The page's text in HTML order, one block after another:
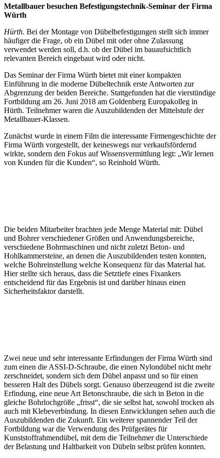
Metallbauer besuchen Befestigungstechnik-Seminar der Firma
Würth
Hürth. Bei der Montage von Dübelbefestigungen stellt sich immer
häufiger die Frage, ob ein Dübel mit oder ohne Zulassung
verwendet werden soll, d.h. ob der Dübel im bauaufsichtlich
relevanten Bereich eingebaut wird oder nicht.
Das Seminar der Firma Würth bietet mit einer kompakten
Einführung in die moderne Dübeltechnik erste Antworten zur
Abgrenzung der beiden Bereiche. Stattgefunden hat die vierstündige
Fortbildung am 26. Juni 2018 am Goldenberg Europakolleg in
Hürth. Teilnehmer waren die Auszubildenden der Mittelstufe der
Metallbauer-Klassen.
Zunächst wurde in einem Film die interessante Firmengeschichte der
Firma Würth vorgestellt, der keineswegs nur verkaufsfördernd
wirkte, sondern den Fokus auf Wissensvermittlung legt: „Wir lernen
von Kunden für die Kunden“, so Reinhold Würth.
Die beiden Mitarbeiter brachten jede Menge Material mit: Dübel
und Bohrer verschiedener Größen und Anwendungsbereiche,
verschiedene Bohrmaschinen und nicht zuletzt Beton- und
Hohlkammersteine, an denen die Auszubildenden testen konnten,
welche Bohreinstellung welche Konsequenz für das Material hat.
Hier stellte sich heraus, dass die Setztiefe eines Fixankers
entscheidend für das Ergebnis ist und darüber hinaus einen
Sicherheitsfaktor darstellt.
Zwei neue und sehr interessante Erfindungen der Firma Würth sind
zum einen die ASSI-D-Schraube, die einen Nylondübel nicht mehr
zerschneidet, sondern sich dem Dübel anpasst und so für einen
besseren Halt des Dübels sorgt. Genauso überzeugend ist die zweite
Erfindung, eine neue Art Betonschraube, die sich in Beton in die
gleiche Bohrlochgröße „frisst“, die sie selbst hat, sowohl trocken als
auch mit Klebeverbindung. In diesen Entwicklungen sehen auch die
Auszubildenden die Zukunft. Ein weiterer spannender Teil der
Fortbildung war die Verwendung des Prüfgerätes für
Kunststoffrahmendübel, mit dem die Teilnehmer die Unterschiede
der Belastung und Haltbarkeit von Dübeln selbst prüfen konnten.